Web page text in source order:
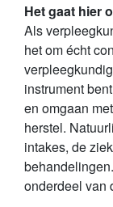
Het gaat hier
Als
het om écht
instrument
en omgaan
herstel.
intakes, de
onderdeel van